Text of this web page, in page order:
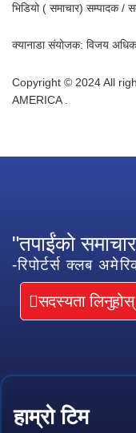
भिडियो ( समाचार) सम्पादक /
क्यानाडा संयोजक: विजय
Copyright © 2024 All
AMERICA .
"तपाईंको
-रिपोर्टर्स क्लब
सदस्यता लिनुहोस्
हाम्रो टिम